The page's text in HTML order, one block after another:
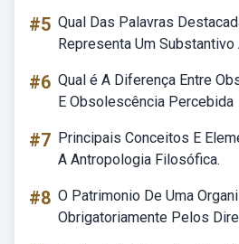
#5 Qual Das Palavras
Representa Um
#6 Qual é A Diferença Entre
E Obsolescência Percebida
#7 Principais Conceitos E
A Antropologia Filosófica.
#8 O Patrimonio De Uma
Obrigatoriamente Pelos